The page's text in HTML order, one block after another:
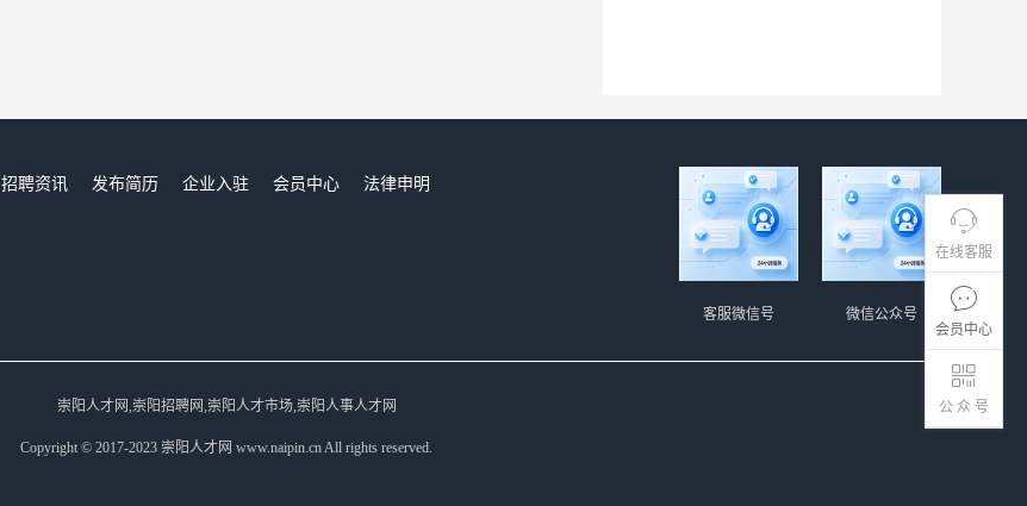
在线客服
会员中心
公 众 号
招聘资讯 发布简历 企业入驻 会员中心
法律申明
微信公众号
客服微信号
崇阳人才网,崇阳招聘网,崇阳人才市场,崇阳人事人才网
Copyright © 2017-2023 崇阳人才网 www.naipin.cn All rights reserved.